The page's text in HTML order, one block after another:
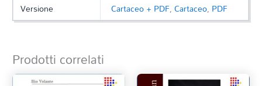
Versione
Cartaceo + PDF,Cartaceo, PDF
Prodotti correlati